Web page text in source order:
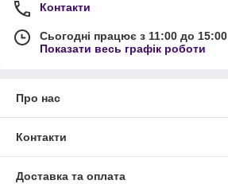
Контакти
Сьогодні працює з 11:00 до 15:00
Показати весь графік роботи
Про нас
Контакти
Доставка та оплата